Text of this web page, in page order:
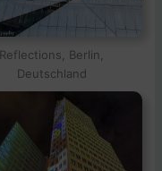
Reflections, Berlin,
Deutschland